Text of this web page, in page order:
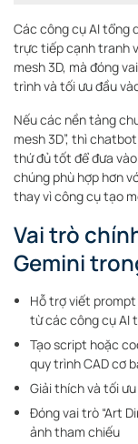
Các công cụ AI tổng
trực tiếp cạnh tranh
mesh 3D, mà đóng
trình và tối ưu đầu
Nếu các nền tảng
mesh 3D”, thì
thứ đủ tốt để đưa vào
chúng phù hợp hơn
thay vì công cụ tạo
Vai trò
Gemini
Hỗ trợ viết
từ các công cụ AI
Tạo script hoặc
quy trình CAD cơ
Giải thích và tối
Đóng vai trò “Art
ảnh tham chiếu